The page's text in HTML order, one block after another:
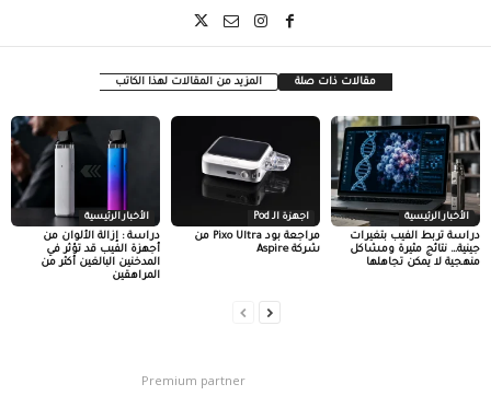
مقالات ذات صلة المزيد من المقالات لهذا الكاتب
الأخبار الرئيسية
دراسة : إزالة الألوان من
أجهزة الفيب قد تؤثر في
المدخنين البالغين أكثر من
المراهقين
اجهزة الـ Pod
مراجعة بود Pixo Ultra من
شركة Aspire
الأخبار الرئيسية
دراسة تربط الفيب بتغيرات
جينية… نتائج مثيرة ومشاكل
منهجية لا يمكن تجاهلها
Premium partner